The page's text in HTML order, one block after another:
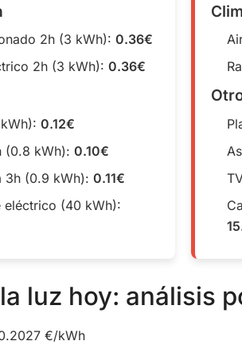
2h (3 kWh): 0.36€
2h (3 kWh): 0.36€
0.12€
(0.8 kWh): 0.10€
3h (0.9 kWh): 0.11€
eléctrico (40 kWh):
luz hoy: análisis
€/kWh